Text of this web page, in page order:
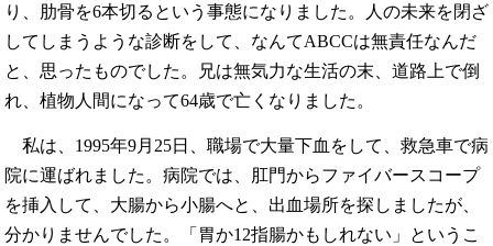
り、肋骨を6本切るという事態になりました。人の未来を閉ざ
してしまうような診断をして、なんてABCCは無責任なんだ
と、思ったものでした。兄は無気力な生活の末、道路上で倒
れ、植物人間になって64歳で亡くなりました。
私は、1995年9月25日、職場で大量下血をして、救急車で病
院に運ばれました。病院では、肛門からファイバースコープ
を挿入して、大腸から小腸へと、出血場所を探しましたが、
分かりませんでした。「胃か12指腸かもしれない」というこ